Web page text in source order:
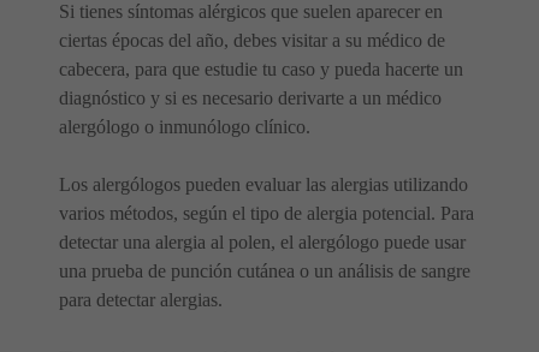
Si tienes síntomas alérgicos que suelen aparecer en
ciertas épocas del año, debes visitar a su médico de
cabecera, para que estudie tu caso y pueda hacerte un
diagnóstico y si es necesario derivarte a un médico
alergólogo o inmunólogo clínico.
Los alergólogos pueden evaluar las alergias utilizando
varios métodos, según el tipo de alergia potencial. Para
detectar una alergia al polen, el alergólogo puede usar
una prueba de punción cutánea o un análisis de sangre
para detectar alergias.